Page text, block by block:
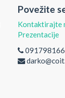
Povežite
Kontaktirajte
Prezentacije